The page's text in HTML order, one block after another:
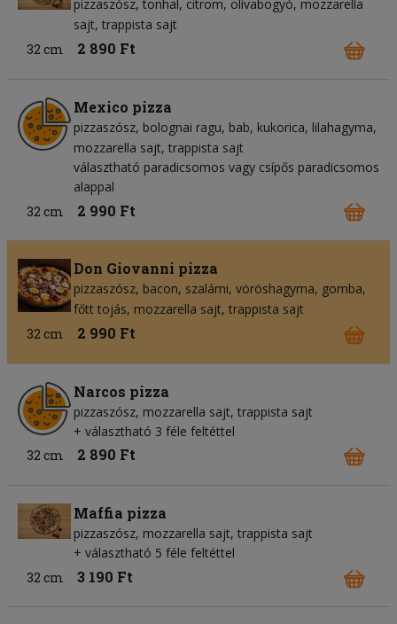
pizzaszósz tonhal citrom olívabogyó mozzarella
sajt trappista sajt
32 cm
2 890 Ft
Mexico pizza
pizzaszósz bolognai ragu bab kukorica lilahagyma
mozzarella sajt trappista sajt
választható paradicsomos vagy csípős paradicsomos
alappal
32 cm
2 990 Ft
Don Giovanni pizza
pizzaszósz bacon szalámi vöröshagyma gomba
főtt tojás mozzarella sajt trappista sajt
32 cm
2 990 Ft
Narcos pizza
pizzaszósz mozzarella sajt trappista sajt
+ választható 3 féle feltéttel
32 cm
2 890 Ft
Maffia pizza
pizzaszósz mozzarella sajt trappista sajt
+ választható 5 féle feltéttel
32 cm
3 190 Ft